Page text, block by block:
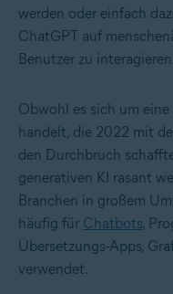
werden oder einfach
ChatGPT auf
Benutzer zu
Obwohl es sich um
handelt, die 2022 mit
den Durchbruch
generativen KI rasant
Branchen in großem
häufig für Chatbots,
Übersetzungs-Apps,
verwendet.